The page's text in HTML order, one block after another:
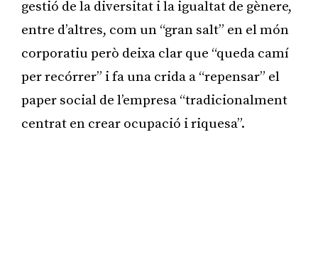
gestió de la diversitat i la igualtat de gènere,
entre d’altres, com un “gran salt” en el món
corporatiu però deixa clar que “queda camí
per recórrer” i fa una crida a “repensar” el
paper social de l’empresa “tradicionalment
centrat en crear ocupació i riquesa”.